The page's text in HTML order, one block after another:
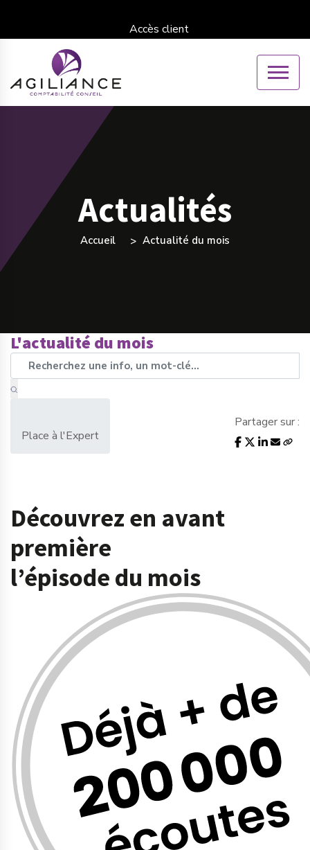
Accès client
Actualités
Accueil Actualité du mois
L'actualité du mois
Place à l'Expert
Partager sur :
Découvrez en avant
première
l’épisode du mois